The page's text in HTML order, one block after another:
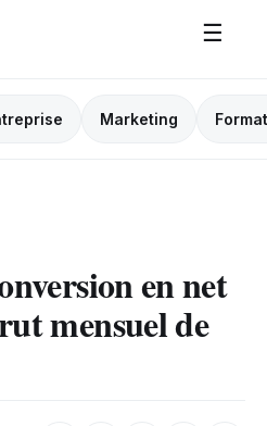
☰
Marketing
en net
mensuel de